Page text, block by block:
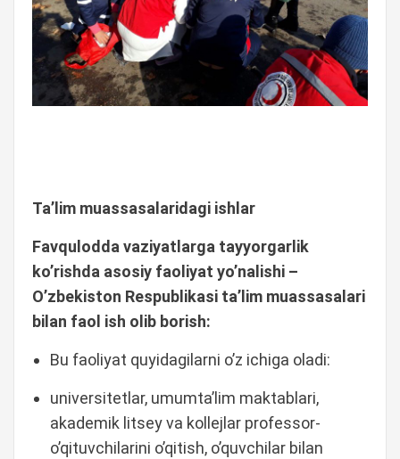
Ta’lim muassasalaridagi ishlar
Favqulodda vaziyatlarga tayyorgarlik
ko’rishda asosiy faoliyat yo’nalishi –
O’zbekiston Respublikasi ta’lim muassasalari
bilan faol ish olib borish:
Bu faoliyat quyidagilarni o’z ichiga oladi:
universitetlar, umumta’lim maktablari,
akademik litsey va kollejlar professor-
o’qituvchilarini o’qitish, o’quvchilar bilan